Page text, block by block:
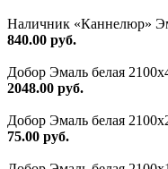
Наличник «Каннелюр»
840.00 руб.
Добор Эмаль белая
2048.00 руб.
Добор Эмаль белая
75.00 руб.